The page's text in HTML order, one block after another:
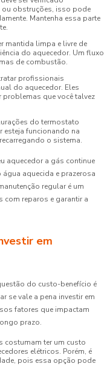
ou obstruções, isso pode
Mantenha essa parte
mantida limpa e livre de
do aquecedor. Um fluxo
de combustão.
profissionais
do aquecedor. Eles
problemas que você talvez
do termostato
esteja funcionando na
o sistema.
aquecedor a gás continue
aquecida e prazerosa
regular é um
com reparos e garantir a
em
do custo-benefício é
se vale a pena investir em
fatores que impactam
prazo.
costumam ter um custo
elétricos. Porém, é
pois essa opção pode